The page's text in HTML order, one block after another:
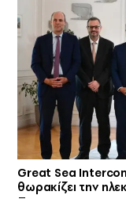
Great Sea
θωρακίζει την